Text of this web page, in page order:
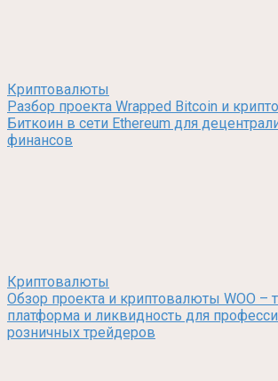
Криптовалюты
Разбор проекта Wrapped Bitcoin и
Биткоин в сети Ethereum для
финансов
Криптовалюты
Обзор проекта и криптовалюты WOO –
платформа и ликвидность для
розничных трейдеров